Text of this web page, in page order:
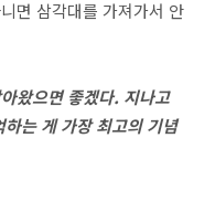
면 삼각대를 가져가서 안
왔으면 좋겠다. 지나고
는 게 가장 최고의 기념